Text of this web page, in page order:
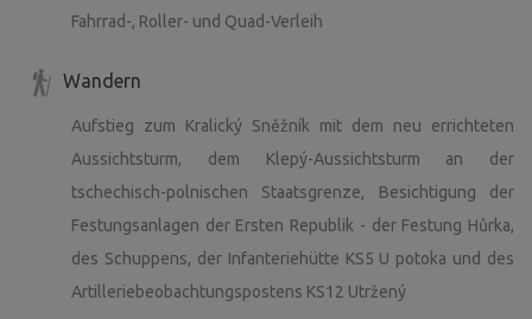
Fahrrad-, Roller- und Quad-Verleih
Wandern
Aufstieg zum Kralický Sněžník mit dem neu errichteten
Aussichtsturm, dem Klepý-Aussichtsturm an der
tschechisch-polnischen Staatsgrenze, Besichtigung der
Festungsanlagen der Ersten Republik - der Festung Hůrka,
des Schuppens, der Infanteriehütte KS5 U potoka und des
Artilleriebeobachtungspostens KS12 Utržený